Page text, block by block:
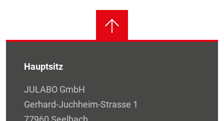
Hauptsitz
JULABO GmbH
Gerhard-Juchheim-Strasse 1